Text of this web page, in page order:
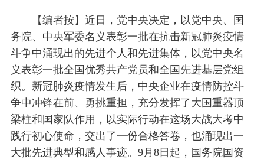
【编者按】近日，党中央决定，以党中央、国
务院、中央军委名义表彰一批在抗击新冠肺炎疫情
斗争中涌现出的先进个人和先进集体，以党中央名
义表彰一批全国优秀共产党员和全国先进基层党组
织。新冠肺炎疫情发生后，中央企业在疫情防控斗
争中冲锋在前、勇挑重担，充分发挥了大国重器顶
梁柱和国家队作用，以实际行动在这场大战大考中
践行初心使命，交出了一份合格答卷，也涌现出一
大批先进典型和感人事迹。9月8日起，国务院国资